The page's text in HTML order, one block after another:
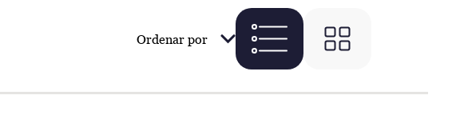
Ordenar por